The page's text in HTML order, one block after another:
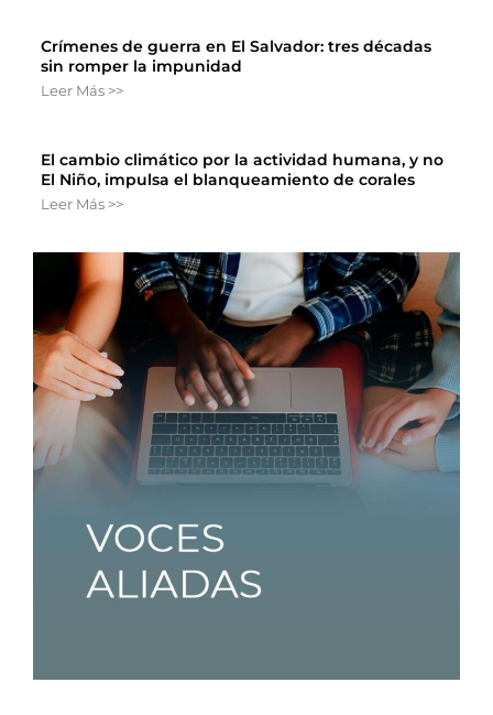
Crímenes de guerra en El Salvador: tres décadas
sin romper la impunidad
Leer Más >>
El cambio climático por la actividad humana, y no
El Niño, impulsa el blanqueamiento de corales
Leer Más >>